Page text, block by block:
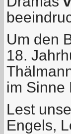
Um den
18.
im Sinne
Lest
Engels,